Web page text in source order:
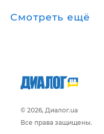
Смотреть ещё
© 2026, Диалог.ua
Все права защищены.